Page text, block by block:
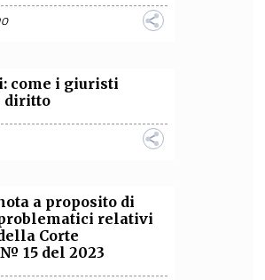
come i giuristi
diritto
a proposito di
relativi
Corte
15 del 2023